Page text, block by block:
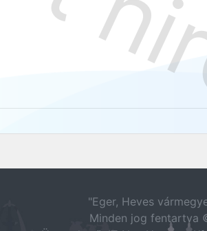
"Eger, Heves
Minden jog fentartva